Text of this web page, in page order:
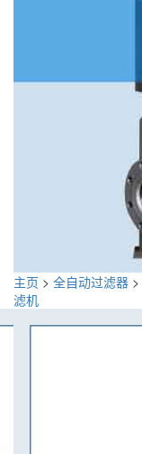
主页 > 全自动过滤器 >
滤机